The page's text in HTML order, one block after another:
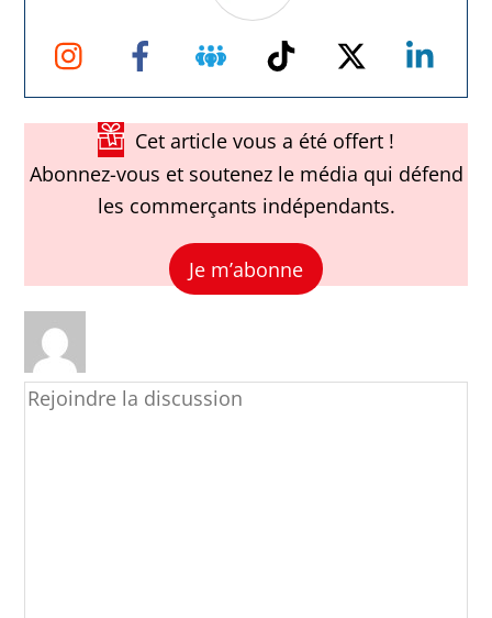
Instagram Facebook Groupe
Facebook
TikTok Twitter
Cet article vous a été offert !
Abonnez-vous et soutenez le média qui défend
les commerçants indépendants.
Je m’abonne